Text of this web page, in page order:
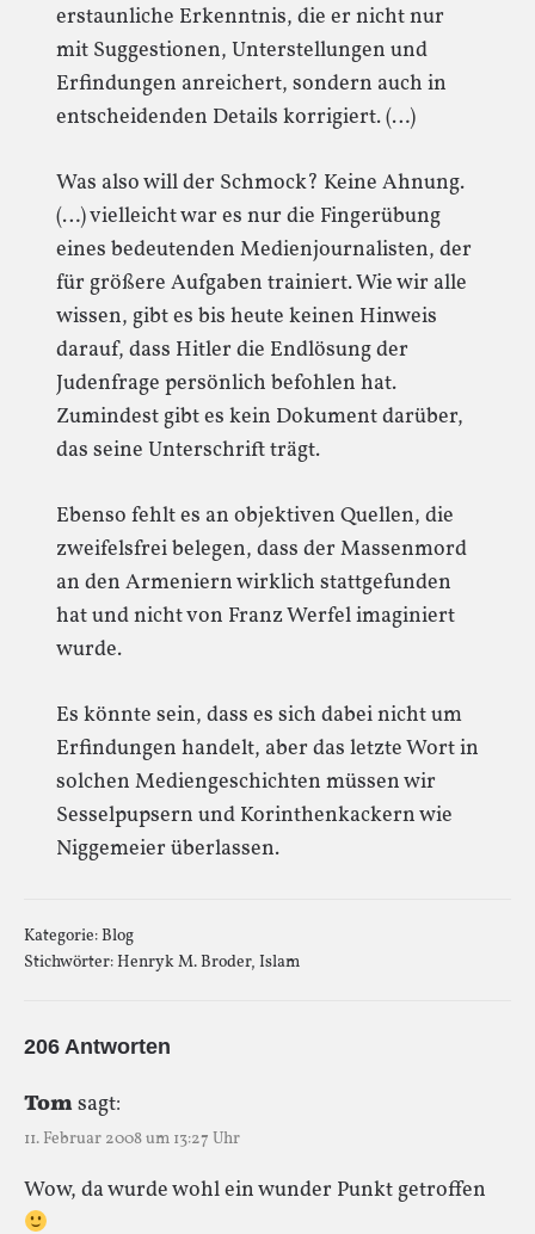
erstaunliche Erkenntnis, die er nicht nur
mit Suggestionen, Unterstellungen und
Erfindungen anreichert, sondern auch in
entscheidenden Details korrigiert. (…)
Was also will der Schmock? Keine Ahnung.
(…) vielleicht war es nur die Fingerübung
eines bedeutenden Medienjournalisten, der
für größere Aufgaben trainiert. Wie wir alle
wissen, gibt es bis heute keinen Hinweis
darauf, dass Hitler die Endlösung der
Judenfrage persönlich befohlen hat.
Zumindest gibt es kein Dokument darüber,
das seine Unterschrift trägt.
Ebenso fehlt es an objektiven Quellen, die
zweifelsfrei belegen, dass der Massenmord
an den Armeniern wirklich stattgefunden
hat und nicht von Franz Werfel imaginiert
wurde.
Es könnte sein, dass es sich dabei nicht um
Erfindungen handelt, aber das letzte Wort in
solchen Mediengeschichten müssen wir
Sesselpupsern und Korinthenkackern wie
Niggemeier überlassen.
Kategorie:Blog
Stichwörter:Henryk M. Broder, Islam
206 Antworten
Tomsagt:
11. Februar 2008 um 13:27 Uhr
Wow, da wurde wohl ein wunder Punkt getroffen